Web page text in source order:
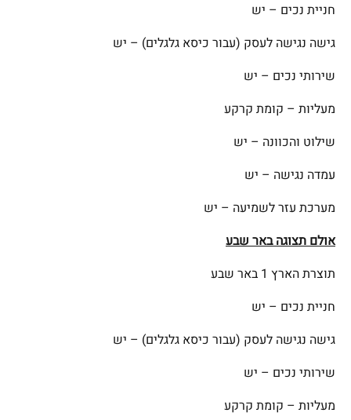
חניית נכים – יש
גישה נגישה לעסק (עבור כיסא גלגלים) – יש
שירותי נכים – יש
מעליות – קומת קרקע
שילוט והכוונה – יש
עמדה נגישה – יש
מערכת עזר לשמיעה – יש
אולם תצוגה באר שבע
תוצרת הארץ 1 באר שבע
חניית נכים – יש
גישה נגישה לעסק (עבור כיסא גלגלים) – יש
שירותי נכים – יש
מעליות – קומת קרקע